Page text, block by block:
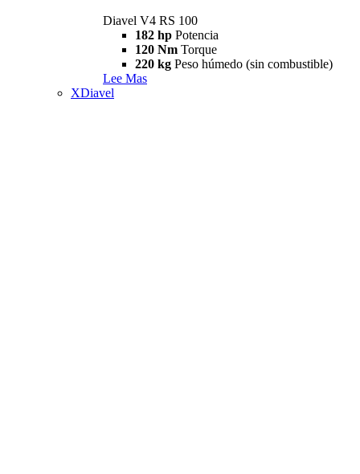
Diavel V4 RS 100
182 hp Potencia
120 Nm Torque
220 kg Peso húmedo (sin combustible)
Lee Mas
XDiavel